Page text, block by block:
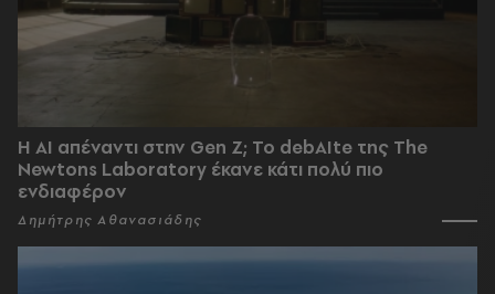
Η AI απέναντι στην Gen Z; Το debAIte της The
Newtons Laboratory έκανε κάτι πολύ πιο
ενδιαφέρον
Δημήτρης Αθανασιάδης